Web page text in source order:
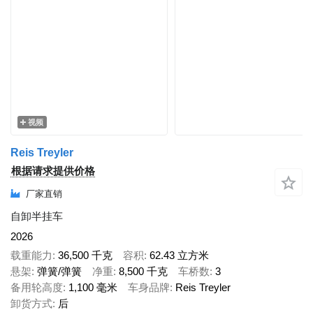
视频
Reis Treyler
根据请求提供价格
厂家直销
自卸半挂车
2026
载重能力 36,500 千克 容积 62.43 立方米
悬架 弹簧/弹簧 净重 8,500 千克 车桥数 3
备用轮高度 1,100 毫米 车身品牌 Reis Treyler
卸货方式 后